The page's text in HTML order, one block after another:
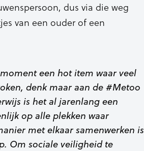
dus via die weg
van een ouder of een
een hot item waar veel
denk maar aan de #Metoo
is het al jarenlang een
op alle plekken waar
met elkaar samenwerken is
Om sociale veiligheid te